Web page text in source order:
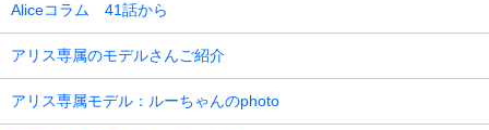
Aliceコラム 41話から
アリス専属のモデルさんご紹介
アリス専属モデル：ルーちゃんのphoto